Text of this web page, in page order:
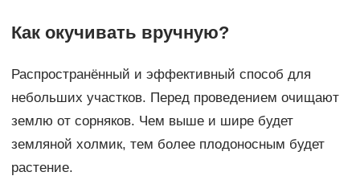
Как окучивать вручную?
Распространённый и эффективный способ для
небольших участков. Перед проведением очищают
землю от сорняков. Чем выше и шире будет
земляной холмик, тем более плодоносным будет
растение.